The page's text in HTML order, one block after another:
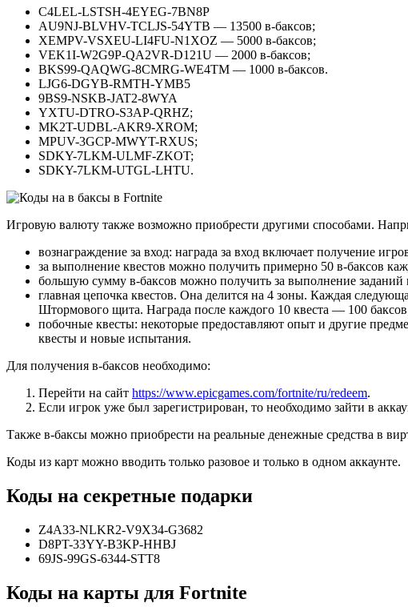
C4LEL-LSTSH-4EYEG-7BN8P
AU9NJ-BLVHV-TCLJS-54YTB — 13500 в-баксов;
XEMPV-VSXEU-LI4FU-N1XOZ — 5000 в-баксов;
VEK1I-W2G9P-QA2VR-D121U — 2000 в-баксов;
BKS99-QAQWG-8CMRG-WE4TM — 1000 в-баксов.
LJG6-DGYB-RMTH-YMB5
9BS9-NSKB-JAT2-8WYA
YXTU-DTRO-S3AP-QRHZ;
MK2T-UDBL-AKR9-XROM;
MPUV-3GCP-MWYT-RXUS;
SDKY-7LKM-ULMF-ZKOT;
SDKY-7LKM-UTGL-LHTU.
Игровую валюту также возможно приобрести другими способами.
вознаграждение за вход: награда за вход включает получение
за выполнение квестов можно получить примерно 50 в-баксов
большую сумму в-баксов можно получить за выполнение
главная цепочка квестов. Она делится на 4 зоны. Каждая
Штормового щита. Награда после каждого 10 квеста — 100
побочные квесты: некоторые предоставляют опыт и другие
квесты и новые испытания.
Для получения в-баксов необходимо:
Перейти на сайт https://www.epicgames.com/fortnite/ru/redeem.
Если игрок уже был зарегистрирован, то необходимо зайти в
Также в-баксы можно приобрести на реальные денежные средства в
Коды из карт можно вводить только разовое и только в одном аккаунте.
Коды на секретные подарки
Z4A33-NLKR2-V9X34-G3682
D8PT-33YY-B3KP-HHBJ
69JS-99GS-6344-STT8
Коды на карты для Fortnite